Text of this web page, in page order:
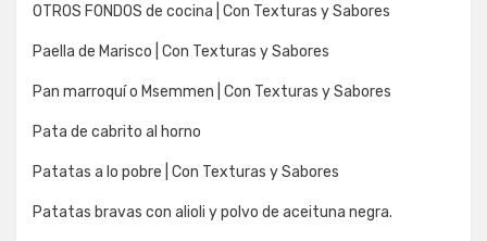
OTROS FONDOS de cocina | Con Texturas y Sabores
Paella de Marisco | Con Texturas y Sabores
Pan marroquí o Msemmen | Con Texturas y Sabores
Pata de cabrito al horno
Patatas a lo pobre | Con Texturas y Sabores
Patatas bravas con alioli y polvo de aceituna negra.